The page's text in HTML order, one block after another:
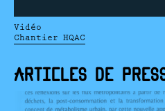
Vidéo
Chantier HQAC
ARTICLES DE